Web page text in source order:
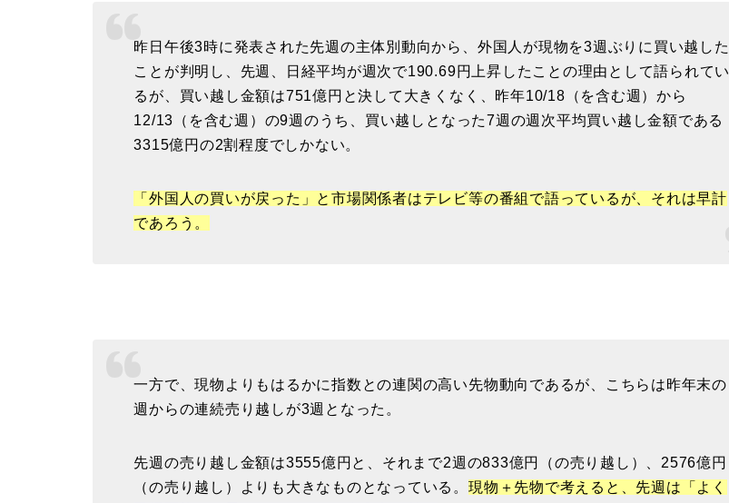
昨日午後3時に発表された先週の主体別動向から、外国人が現物を3週ぶりに買い越した
ことが判明し、先週、日経平均が週次で190.69円上昇したことの理由として語られてい
るが、買い越し金額は751億円と決して大きくなく、昨年10/18（を含む週）から
12/13（を含む週）の9週のうち、買い越しとなった7週の週次平均買い越し金額である
3315億円の2割程度でしかない。
「外国人の買いが戻った」と市場関係者はテレビ等の番組で語っているが、それは早計
であろう。
一方で、現物よりもはるかに指数との連関の高い先物動向であるが、こちらは昨年末の
週からの連続売り越しが3週となった。
先週の売り越し金額は3555億円と、それまで2週の833億円（の売り越し）、2576億円
（の売り越し）よりも大きなものとなっている。 現物＋先物で考えると、先週は「よく